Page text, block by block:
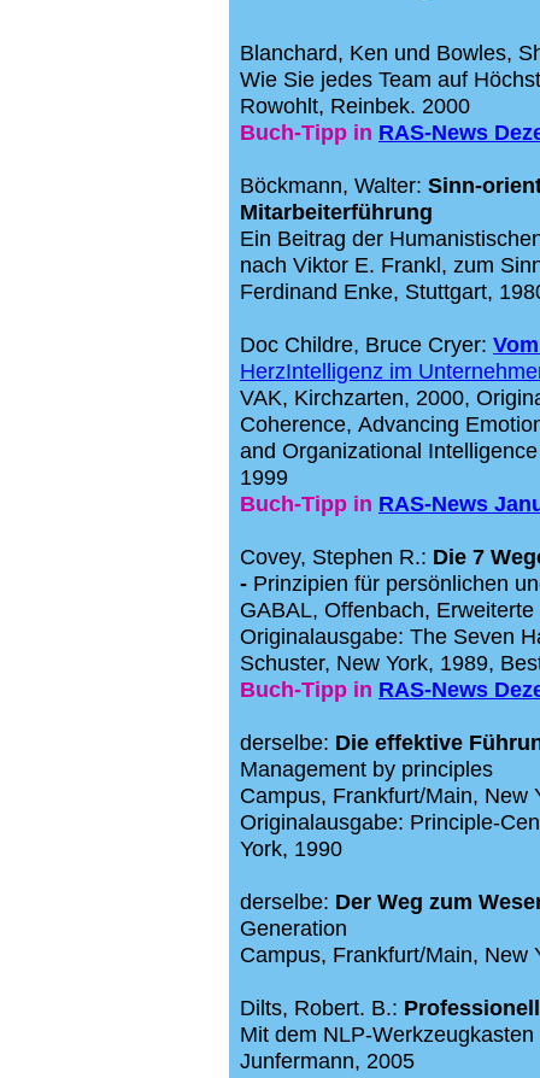
Blanchard, Ken und Bowles,
Wie Sie jedes Team auf
Rowohlt, Reinbek. 2000
Buch-Tipp in RAS-News
Böckmann, Walter: Sinn-
Mitarbeiterführung
Ein Beitrag der
nach Viktor E. Frankl, zum
Ferdinand Enke, Stuttgart,
Doc Childre, Bruce Cryer:
HerzIntelligenz im
VAK, Kirchzarten, 2000,
Coherence, Advancing
and Organizational
1999
Buch-Tipp in RAS-News
Covey, Stephen R.: Die 7
- Prinzipien für persönlichen
GABAL, Offenbach,
Originalausgabe: The Seven
Schuster, New York, 1989,
Buch-Tipp in RAS-News
derselbe: Die effektive
Management by principles
Campus, Frankfurt/Main, New
Originalausgabe: Principle-
York, 1990
derselbe: Der Weg zum
Generation
Campus, Frankfurt/Main,
Dilts, Robert. B.:
Mit dem NLP-
Junfermann, 2005